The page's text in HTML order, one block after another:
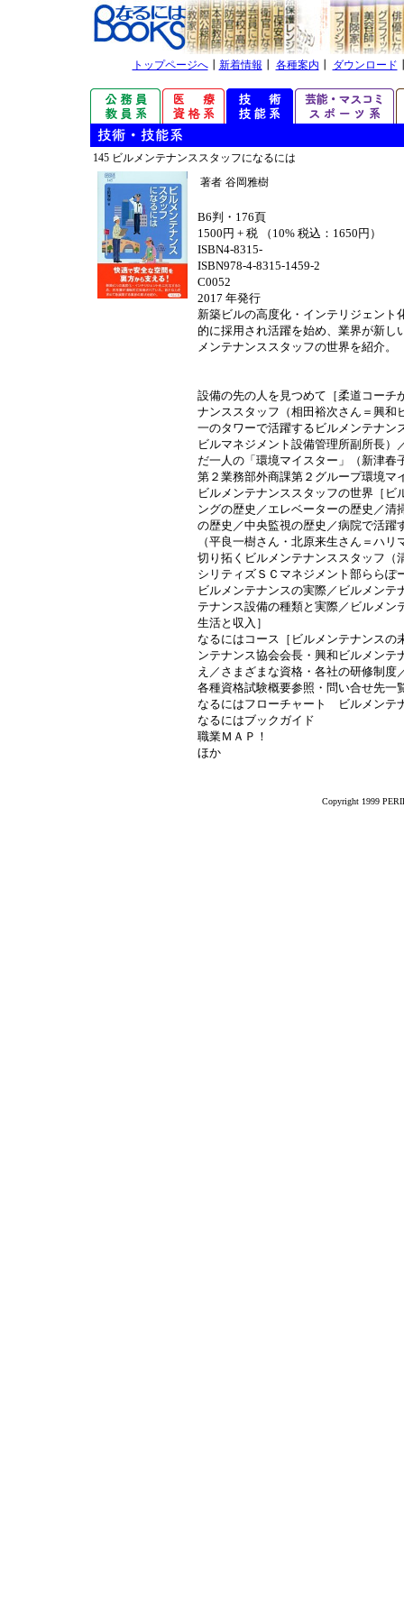
トップページへ┃ 新着情報 各種案内 ダウンロード
145 ビルメンテナンススタッフになるには
著者 谷岡雅樹
B6判・176頁
1500円 + 税 （10% 税込：1650円）
ISBN4-8315-
ISBN978-4-8315-1459-2
C0052
2017 年発行
新築ビルの高度化・インテリジェント
的に採用され活躍を始め、業界が新し
メンテナンススタッフの世界を紹介。
設備の先の人を見つめて［柔道コーチ
ナンススタッフ（相田裕次さん＝興和
一のタワーで活躍するビルメンテナン
ビルマネジメント設備管理所副所長
だ一人の「環境マイスター」（新津春
第２業務部外商課第２グループ環境マ
ビルメンテナンススタッフの世界［
ングの歴史／エレベーターの歴史／清
の歴史／中央監視の歴史／病院で活躍
（平良一樹さん・北原来生さん＝ハ
切り拓くビルメンテナンススタッフ（
シリティズＳＣマネジメント部ららぽ
ビルメンテナンスの実際／ビルメン
テナンス設備の種類と実際／ビルメン
生活と収入］
なるにはコース［ビルメンテナンスの
ンテナンス協会会長・興和ビルメンテ
え／さまざまな資格・各社の研修制度
各種資格試験概要参照・問い合せ先一
なるにはフローチャート ビルメンテ
なるにはブックガイド
職業ＭＡＰ！
ほか
Copyright 1999